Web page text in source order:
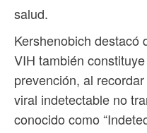
salud.
Kershenobich destacó
VIH también
prevención, al
viral indetectable no
conocido como